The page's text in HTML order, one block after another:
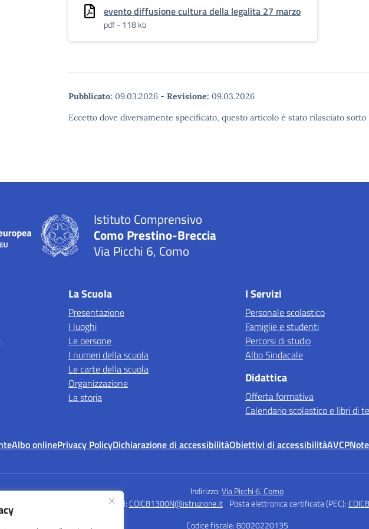
evento diffusione cultura della legalita 27 marzo
pdf - 118 kb
Pubblicato: 09.03.2026 - Revisione: 09.03.2026
Eccetto dove diversamente specificato, questo articolo è stato rilasciato
Istituto Comprensivo
Como Prestino-Breccia
Via Picchi 6, Como
La Scuola
Presentazione
I luoghi
Le persone
I numeri della scuola
Le carte della scuola
Organizzazione
La storia
I Servizi
Personale scolastico
Famiglie e studenti
Percorsi di studio
Albo Sindacale
Didattica
Offerta formativa
Calendario scolastico e libri di
Albo onlinePrivacy PolicyDichiarazione di accessibilitàObiettivi di accessibilitàAVCP
Indirizzo:Via Picchi 6, Como
Email: COIC81300N@istruzione.it Posta elettronica certificata (PEC):
Codice fiscale: 80020220135